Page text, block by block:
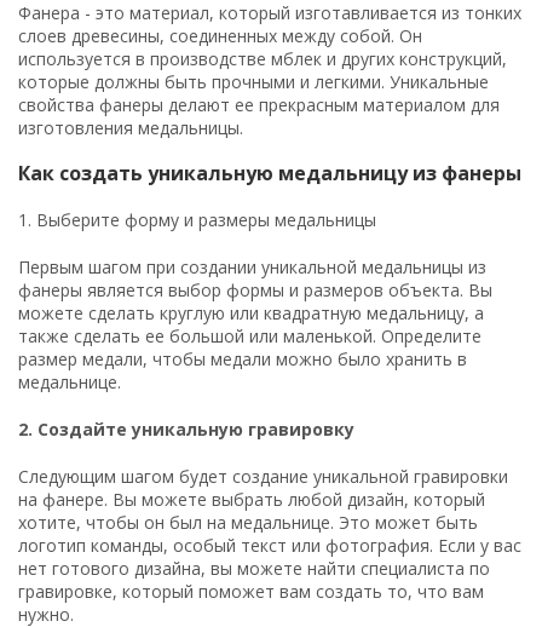
Фанера - это материал, который изготавливается из тонких
слоев древесины, соединенных между собой. Он
используется в производстве мблек и других конструкций,
которые должны быть прочными и легкими. Уникальные
свойства фанеры делают ее прекрасным материалом для
изготовления медальницы.
Как создать уникальную медальницу из фанеры
1. Выберите форму и размеры медальницы
Первым шагом при создании уникальной медальницы из
фанеры является выбор формы и размеров объекта. Вы
можете сделать круглую или квадратную медальницу, а
также сделать ее большой или маленькой. Определите
размер медали, чтобы медали можно было хранить в
медальнице.
2. Создайте уникальную гравировку
Следующим шагом будет создание уникальной гравировки
на фанере. Вы можете выбрать любой дизайн, который
хотите, чтобы он был на медальнице. Это может быть
логотип команды, особый текст или фотография. Если у вас
нет готового дизайна, вы можете найти специалиста по
гравировке, который поможет вам создать то, что вам
нужно.